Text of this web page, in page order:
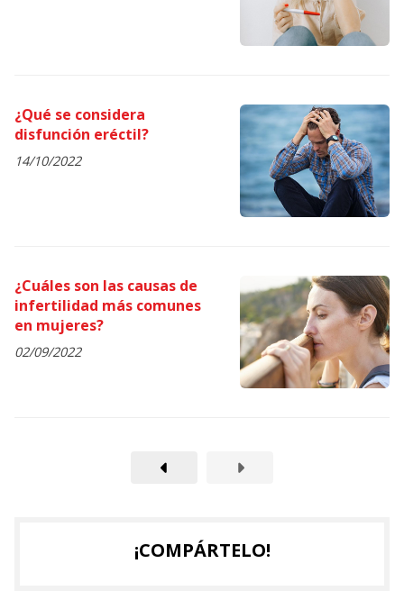
¿Qué se considera
disfunción eréctil?
14/10/2022
¿Cuáles son las causas de
infertilidad más comunes
en mujeres?
02/09/2022
¡COMPÁRTELO!